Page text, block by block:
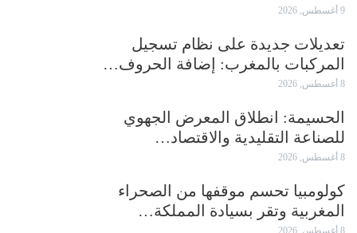
9 أغسطس, 2026
تعديلات جديدة على نظام تسجيل
المركبات بالمغرب: إضافة الحروف…
8 أغسطس, 2026
الحسيمة: انطلاق المعرض الجهوي
للصناعة التقليدية والاقتصاد…
8 أغسطس, 2026
كولومبيا تحسم موقفها من الصحراء
المغربية وتقر بسيادة المملكة…
8 أغسطس, 2026